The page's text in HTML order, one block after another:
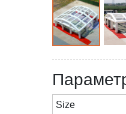
Size